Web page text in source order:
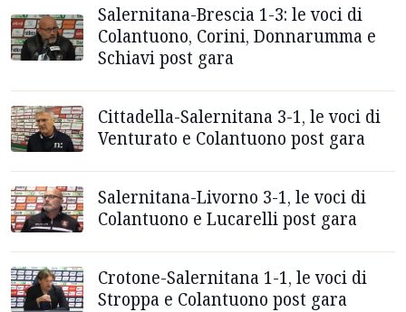
Salernitana-Brescia 1-3: le voci di
Colantuono, Corini, Donnarumma e
Schiavi post gara
Cittadella-Salernitana 3-1, le voci di
Venturato e Colantuono post gara
Salernitana-Livorno 3-1, le voci di
Colantuono e Lucarelli post gara
Crotone-Salernitana 1-1, le voci di
Stroppa e Colantuono post gara